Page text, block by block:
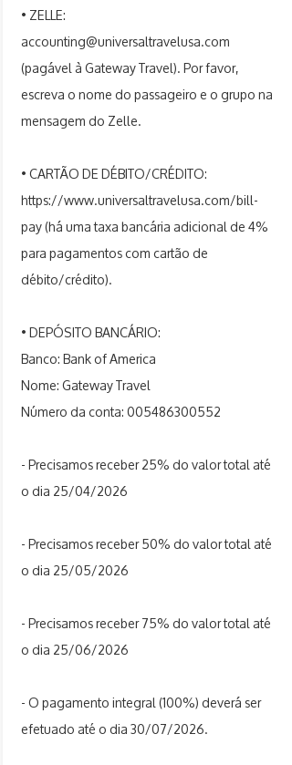
• ZELLE:
accounting@universaltravelusa.com
(pagável à Gateway Travel). Por favor,
escreva o nome do passageiro e o grupo na
mensagem do Zelle.
• CARTÃO DE DÉBITO/CRÉDITO:
https://www.universaltravelusa.com/bill-
pay(há uma taxa bancária adicional de 4%
para pagamentos com cartão de
débito/crédito).
• DEPÓSITO BANCÁRIO:
Banco: Bank of America
Nome: Gateway Travel
Número da conta:005486300552
- Precisamos receber 25% do valor total até
o dia 25/04/2026
- Precisamos receber 50% do valor total até
o dia 25/05/2026
- Precisamos receber 75% do valor total até
o dia 25/06/2026
- O pagamento integral (100%) deverá ser
efetuado até o dia 30/07/2026.